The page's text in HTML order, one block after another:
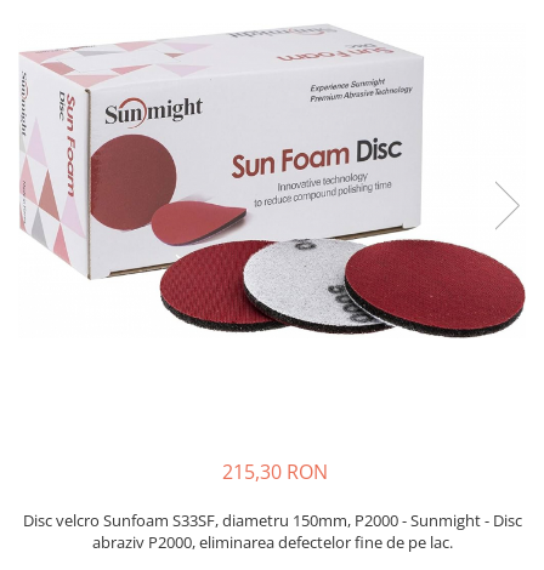
Protectie vizuala
Vopsire
Sisteme si pahare PPS
Pahare de amestec
Curatare
Tinichigerie
215,30 RON
Disc velcro Sunfoam S33SF, diametru 150mm, P2000 - Sunmight - Disc
abraziv P2000, eliminarea defectelor fine de pe lac.